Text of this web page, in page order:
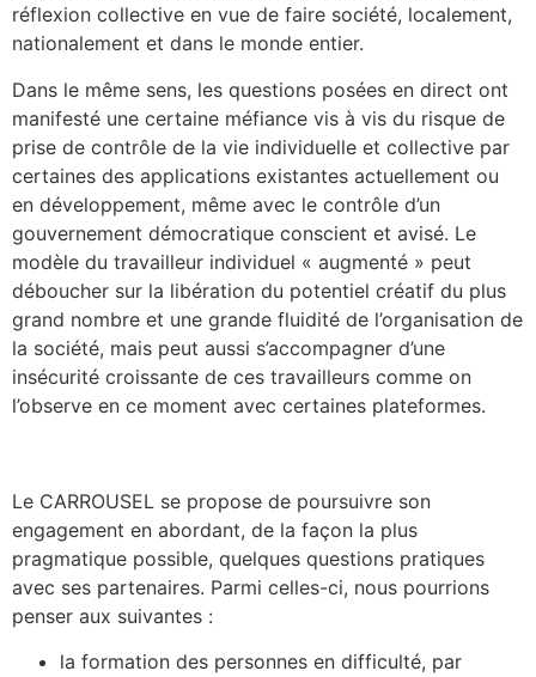
réflexion collective en vue de faire société, localement,
nationalement et dans le monde entier.
Dans le même sens, les questions posées en direct ont
manifesté une certaine méfiance vis à vis du risque de
prise de contrôle de la vie individuelle et collective par
certaines des applications existantes actuellement ou
en développement, même avec le contrôle d’un
gouvernement démocratique conscient et avisé. Le
modèle du travailleur individuel « augmenté » peut
déboucher sur la libération du potentiel créatif du plus
grand nombre et une grande fluidité de l’organisation de
la société, mais peut aussi s’accompagner d’une
insécurité croissante de ces travailleurs comme on
l’observe en ce moment avec certaines plateformes.
Le CARROUSEL se propose de poursuivre son
engagement en abordant, de la façon la plus
pragmatique possible, quelques questions pratiques
avec ses partenaires. Parmi celles-ci, nous pourrions
penser aux suivantes :
la formation des personnes en difficulté, par